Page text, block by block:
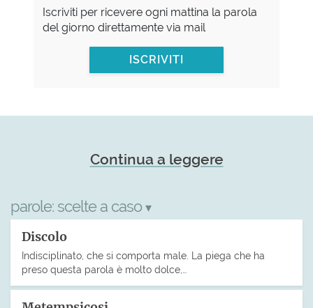
Iscriviti per ricevere ogni mattina la parola
del giorno direttamente via mail
ISCRIVITI
Continua a leggere
parole: scelte a caso ▾
Discolo
Indisciplinato, che si comporta male. La piega che ha
preso questa parola è molto dolce,…